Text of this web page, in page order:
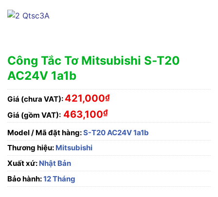
Công Tắc Tơ Mitsubishi S-T20
AC24V 1a1b
Giá (chưa VAT): 421,000₫
Giá (gồm VAT): 463,100₫
Model / Mã đặt hàng:S-T20 AC24V 1a1b
Thương hiệu: Mitsubishi
Xuất xứ: Nhật Bản
Bảo hành:12 Tháng